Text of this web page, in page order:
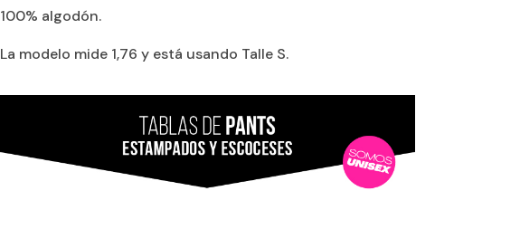
100% algodón.
La modelo mide 1,76 y está usando Talle S.